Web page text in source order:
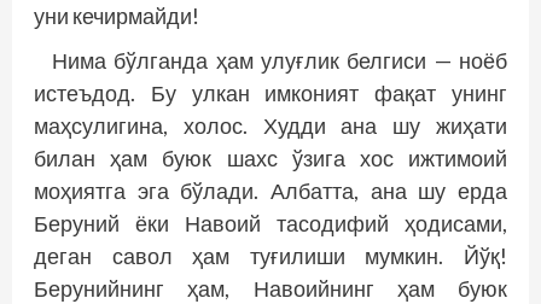
уни кечирмайди!
Нима бўлганда ҳам улуғлик белгиси — ноёб
истеъдод. Бу улкан имконият фақат унинг
маҳсулигина, холос. Худди ана шу жиҳати
билан ҳам буюк шахс ўзига хос ижтимоий
моҳиятга эга бўлади. Албатта, ана шу ерда
Беруний ёки Навоий тасодифий ҳодисами,
деган савол ҳам туғилиши мумкин. Йўқ!
Берунийнинг ҳам, Навоийнинг ҳам буюк